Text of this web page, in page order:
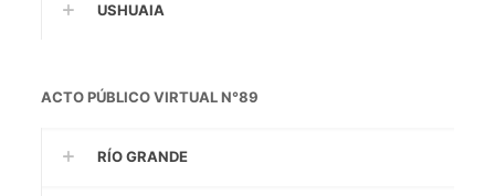
USHUAIA
ACTO PÚBLICO VIRTUAL N°89
RÍO GRANDE